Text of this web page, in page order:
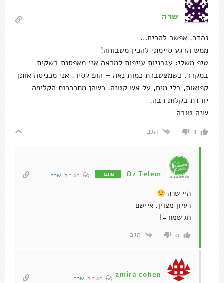
שרה
נהדר. אפשר להריח…
ממש הרגע סיימתי להכין מטבוחה!
טיפ משלי: עגבניות עייפות למראה אני מאפסנת בשקית
במקרר. כשמצטברת כמות נאה – הופ לסיר. אני מכניסה אותן
קפואות, בלי מים, על אש קטנה. כשהן מתרככות הקליפה
יורדת בקלות רבה.
שנה טובה
1 הגב
Oz Telem מחבר השב ל שרה
היי שרה
רעיון מצוין. איישם
חג שמח =]
0 הגב
zmira cohen השב ל שרה